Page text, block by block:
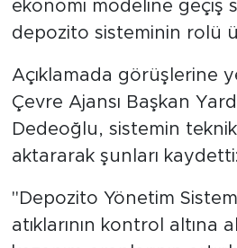
ekonomi modeline geçiş
depozito sisteminin rolü
Açıklamada görüşlerine
Çevre Ajansı Başkan
Dedeoğlu, sistemin teknik
aktararak şunları kaydetti:
"Depozito Yönetim
atıklarının kontrol altına